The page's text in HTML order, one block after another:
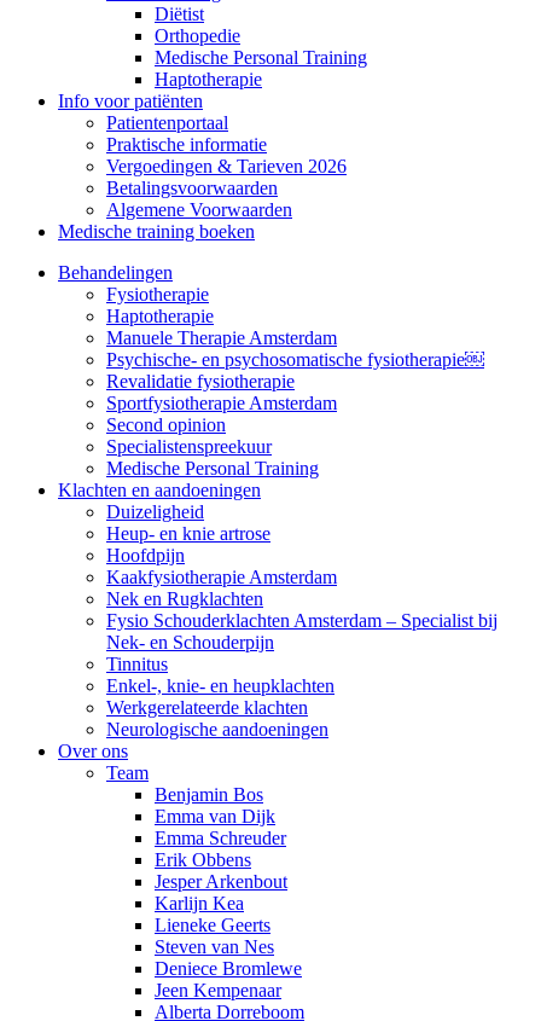
Diëtist
Orthopedie
Medische Personal Training
Haptotherapie
Info voor patiënten
Patientenportaal
Praktische informatie
Vergoedingen & Tarieven 2026
Betalingsvoorwaarden
Algemene Voorwaarden
Medische training boeken
Behandelingen
Fysiotherapie
Haptotherapie
Manuele Therapie Amsterdam
Psychische- en psychosomatische fysiotherapie￼
Revalidatie fysiotherapie
Sportfysiotherapie Amsterdam
Second opinion
Specialistenspreekuur
Medische Personal Training
Klachten en aandoeningen
Duizeligheid
Heup- en knie artrose
Hoofdpijn
Kaakfysiotherapie Amsterdam
Nek en Rugklachten
Fysio Schouderklachten Amsterdam – Specialist bij
Nek- en Schouderpijn
Tinnitus
Enkel-, knie- en heupklachten
Werkgerelateerde klachten
Neurologische aandoeningen
Over ons
Team
Benjamin Bos
Emma van Dijk
Emma Schreuder
Erik Obbens
Jesper Arkenbout
Karlijn Kea
Lieneke Geerts
Steven van Nes
Deniece Bromlewe
Jeen Kempenaar
Alberta Dorreboom